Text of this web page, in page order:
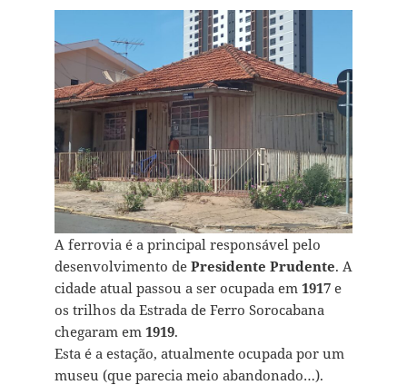
A ferrovia é a principal responsável pelo
desenvolvimento de Presidente Prudente. A
cidade atual passou a ser ocupada em 1917e
os trilhos da Estrada de Ferro Sorocabana
chegaram em 1919.
Esta é a estação, atualmente ocupada por um
museu (que parecia meio abandonado…).